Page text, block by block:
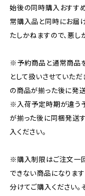
始後の同時購入おすす
常購入品と同時にお届
たしかねますので、悪し
※予約商品と通常商品
として扱いさせていただ
の商品が揃った後に発
※入荷予定時期が違う
が揃った後に同梱発送
入ください。
※購入制限はご注文一
できない商品になりま
分けてご購入ください